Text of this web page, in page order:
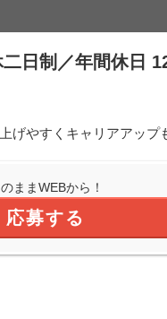
日制／年間休日
げやすくキャリアアップ
ままWEBから！
応募する